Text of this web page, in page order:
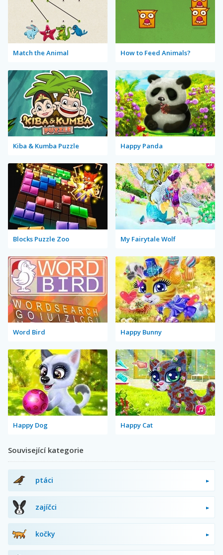
Match the Animal How to Feed Animals?
Kiba & Kumba Puzzle Happy Panda
Blocks Puzzle Zoo My Fairytale Wolf
Word Bird Happy Bunny
Happy Dog Happy Cat
Související kategorie
ptáci
zajíčci
kočky